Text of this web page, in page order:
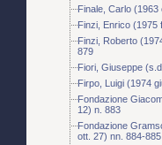
Finale, Carlo (1963
Finzi, Enrico (1975
Finzi, Roberto
879
Fiori, Giuseppe
Firpo, Luigi (1974
Fondazione
12) n. 883
Fondazione
ott. 27) nn. 884-885